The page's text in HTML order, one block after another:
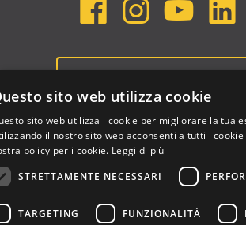
sito web utilizza cookie
sito web utilizza i cookie per migliorare la tua
il nostro sito web acconsenti a tutti i
policy per i cookie. Leggi di più
STRETTAMENTE NECESSARI
TARGETING FUNZIONALITÀ